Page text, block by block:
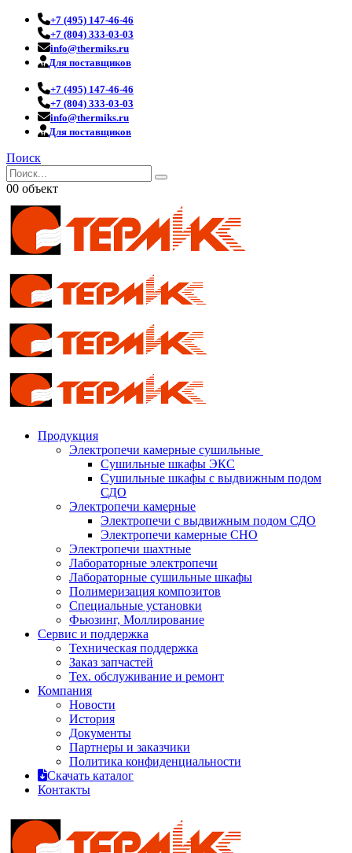
+7 (495) 147-46-46
+7 (804) 333-03-03
info@thermiks.ru
Для поставщиков
+7 (495) 147-46-46
+7 (804) 333-03-03
info@thermiks.ru
Для поставщиков
Поиск
00 объект
Продукция
Электропечи камерные сушильные
Сушильные шкафы ЭКС
Сушильные шкафы с выдвижным подом
СДО
Электропечи камерные
Электропечи с выдвижным подом СДО
Электропечи камерные СНО
Электропечи шахтные
Лабораторные электропечи
Лабораторные сушильные шкафы
Полимеризация композитов
Специальные установки
Фьюзинг, Моллирование
Сервис и поддержка
Техническая поддержка
Заказ запчастей
Тех. обслуживание и ремонт
Компания
Новости
История
Документы
Партнеры и заказчики
Политика конфиденциальности
Скачать каталог
Контакты